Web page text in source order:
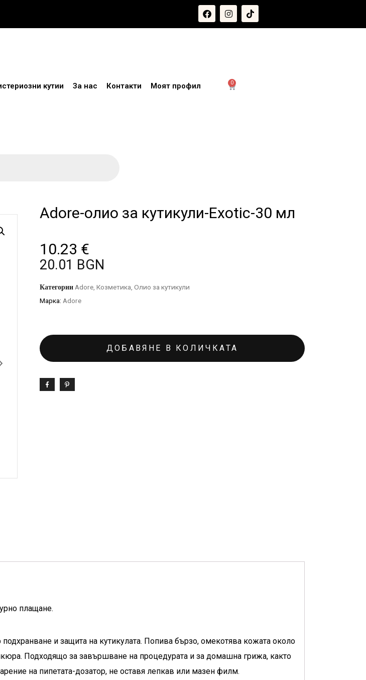
0
кутии За нас Контакти Моят профил
Adore-олио за кутикули-Exotic-30 мл
10.23 €
20.01 BGN
Категории Adore Козметика Олио за кутикули
Марка: Adore
ДОБАВЯНЕ В КОЛИЧКАТА
плащане.
и защита на кутикулата. Попива бързо, омекотява кожата около
Подходящо за завършване на процедурата и за домашна грижа, както
на пипетата-дозатор, не оставя лепкав или мазен филм.